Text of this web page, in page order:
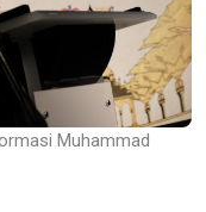
Muhammad